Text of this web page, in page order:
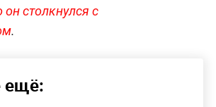
он столкнулся с
.
ещё: